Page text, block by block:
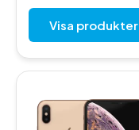
Visa produkter